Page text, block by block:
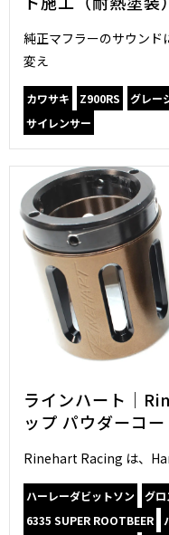
純正マフラーのサウンド
変え
カワサキ Z900RS グレー
サイレンサー
ラインハート｜
ップ パウダーコ
Rinehart Racing は、
ハーレーダビットソン グロ
6335 SUPER ROOTBEER